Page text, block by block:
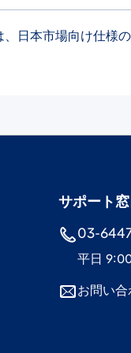
日本市場向け仕様
サポート
03-
平日
お問い